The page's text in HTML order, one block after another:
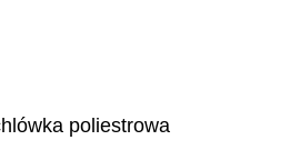
poliestrowa